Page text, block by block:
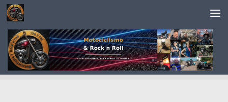
Saltar al contenido